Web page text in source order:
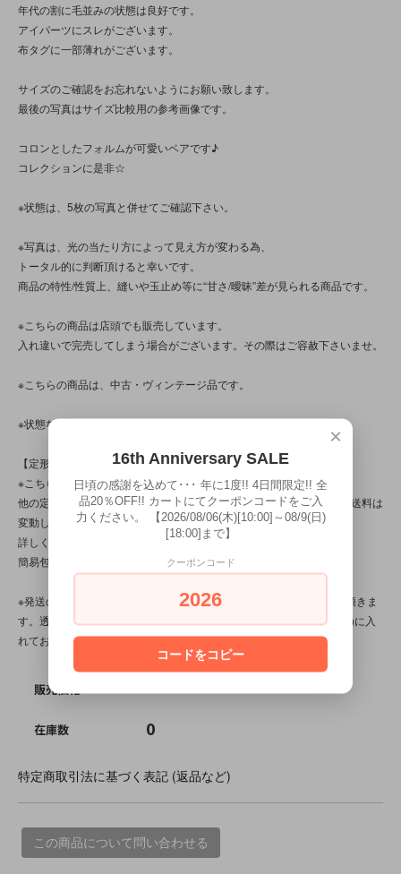
年代の割に毛並みの状態は良好です。
アイパーツにスレがございます。
布タグに一部薄れがございます。
サイズのご確認をお忘れないようにお願い致します。
最後の写真はサイズ比較用の参考画像です。
コロンとしたフォルムが可愛いベアです♪
コレクションに是非☆
※状態は、5枚の写真と併せてご確認下さい。
※写真は、光の当たり方によって見え方が変わる為、
トータル的に判断頂けると幸いです。
商品の特性/性質上、縫いや玉止め等に“甘さ/曖昧”差が見られる商品です。
※こちらの商品は店頭でも販売しています。
入れ違いで完売してしまう場合がございます。その際はご容赦下さいませ。
※こちらの商品は、中古・ヴィンテージ品です。
※状態など気になる点がある方は、お気軽にお問い合わせ下さい。
【定形外対応商品】
※こちらの商品は【サイズ規格外・(7)～100gまで】です。
他の定形外対応商品と複数購入される場合は、サイズや重量によって送料は
変動します。送料は【最終注文確認書】で確定します。
詳しくは
をご覧ください。
簡易包装です。
※発送の際、ぬいぐるみはプチプチ(エアパッキン/緩衝材)を省かせて頂きま
す。透明袋(ＯＰＰ袋)に本体を入れ、紙袋(場合によってはダンボール)に入
れてお送り致します。
販売価格
在庫数 0
特定商取引法に基づく表記 (返品など)
この商品について問い合わせる
×
16th Anniversary SALE
日頃の感謝を込めて･･･ 年に1度!! 4日間限定!! 全
品20％OFF!! カートにてクーポンコードをご入
力ください。 【2026/08/06(木)[10:00]～08/9(日)
[18:00]まで】
クーポンコード
2026
コードをコピー